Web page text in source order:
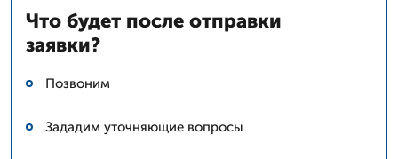
Что будет после отправки
заявки?
Позвоним
Зададим уточняющие вопросы